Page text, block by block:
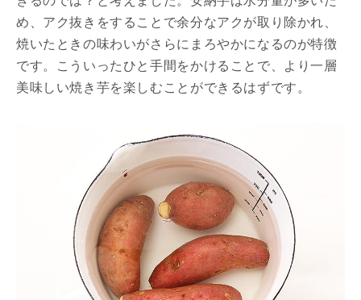
め、アク抜きをすることで余分なアクが取り除かれ、
焼いたときの味わいがさらにまろやかになるのが特徴
です。こういったひと手間をかけることで、より一層
美味しい焼き芋を楽しむことができるはずです。